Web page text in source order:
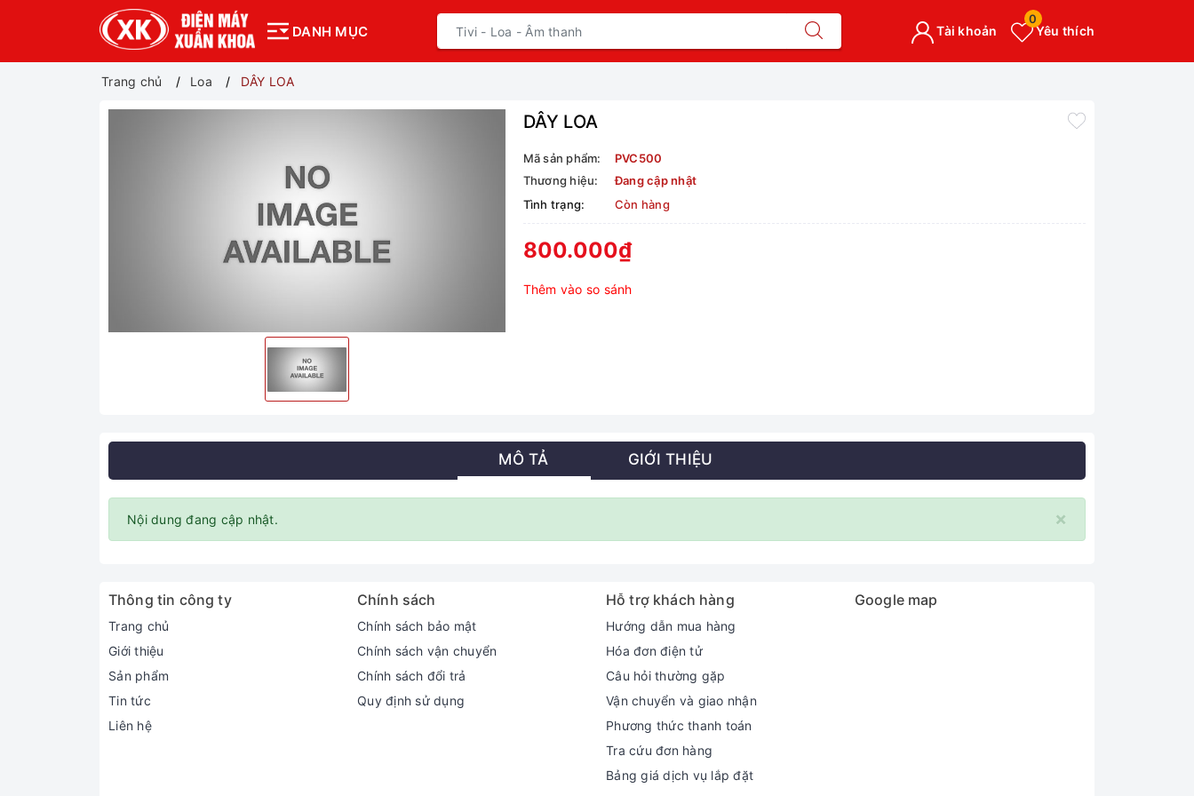
DANH MỤC Yêu thích
0
Tài khoản
Trang chủ Loa DÂY LOA
DÂY LOA
Mã sản phẩm:
PVC500
Thương hiệu:
Đang cập nhật
Tình trạng:
Còn hàng
800.000₫
Thêm vào so sánh
MÔ TẢ GIỚI THIỆU
×
Nội dung đang cập nhật.
Thông tin công ty
Trang chủ
Giới thiệu
Sản phẩm
Tin tức
Liên hệ
Chính sách
Chính sách bảo mật
Chính sách vận chuyển
Chính sách đổi trả
Quy định sử dụng
Hỗ trợ khách hàng
Hướng dẫn mua hàng
Hóa đơn điện tử
Câu hỏi thường gặp
Vận chuyển và giao nhận
Phương thức thanh toán
Tra cứu đơn hàng
Bảng giá dịch vụ lắp đặt
Google map